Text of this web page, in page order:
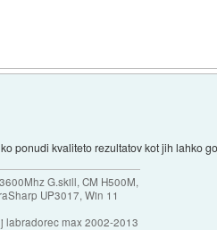
ponudi kvaliteto rezultatov kot jih lahko
G.skill, CM H500M,
UP3017, Win 11
labradorec max 2002-2013